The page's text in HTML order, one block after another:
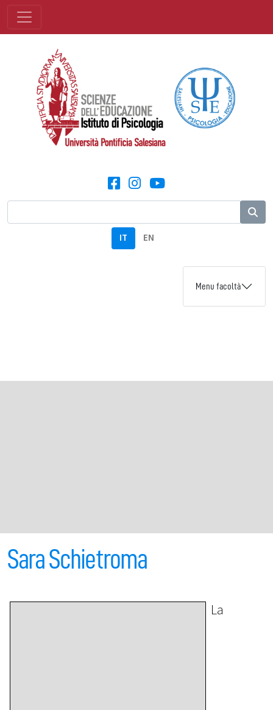
IT EN
Menu facoltà
Sara Schietroma
La